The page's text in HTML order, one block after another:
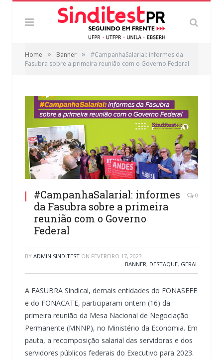
Home » Banner »
#CampanhaSalarial: informes da
Fasubra sobre a primeira reunião com o Governo Federal
#CampanhaSalarial: informes
da Fasubra sobre a primeira
reunião com o Governo
Federal
0
BY ADMIN SINDITEST ON FEVEREIRO 17, 2023
BANNER, DESTAQUE, GERAL
A FASUBRA Sindical, demais entidades do FONASEFE
e do FONACATE, participaram ontem (16) da
primeira reunião da Mesa Nacional de Negociação
Permanente (MNNP), no Ministério da Economia. Em
pauta, a recomposição salarial das servidoras e dos
servidores públicos federais do Executivo para 2023.